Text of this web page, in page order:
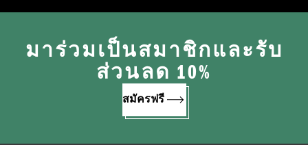
มาร่วมเป็นสมาชิกและรับ
ส่วนลด 10%
สมัครฟรี